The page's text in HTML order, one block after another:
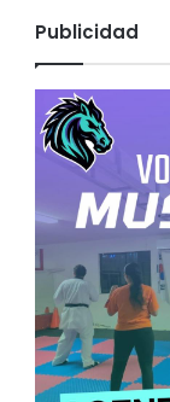
Publicidad